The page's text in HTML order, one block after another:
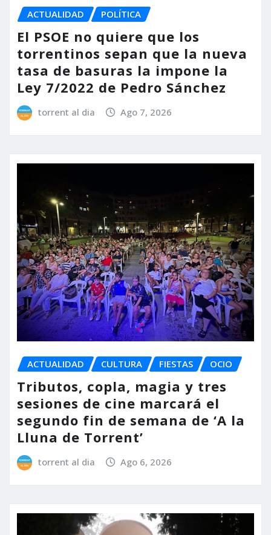
ACTUALIDAD POLÍTICA
El PSOE no quiere que los
torrentinos sepan que la nueva
tasa de basuras la impone la
Ley 7/2022 de Pedro Sánchez
torrent al dia Ago 7, 2026
ACTUALIDAD CULTURA FIESTAS OCIO
Tributos, copla, magia y tres
sesiones de cine marcará el
segundo fin de semana de ‘A la
Lluna de Torrent’
torrent al dia Ago 6, 2026